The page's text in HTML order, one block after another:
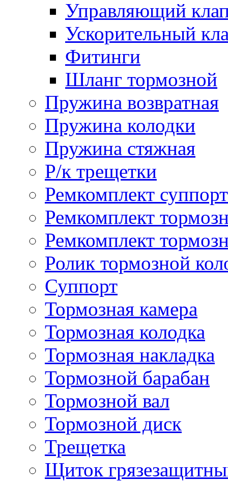
Управляющий
Ускорительный
Фитинги
Шланг тормозной
Пружина возвратная
Пружина колодки
Пружина стяжная
Р/к трещетки
Ремкомплект
Ремкомплект
Ремкомплект
Ролик тормозной
Суппорт
Тормозная камера
Тормозная колодка
Тормозная накладка
Тормозной барабан
Тормозной вал
Тормозной диск
Трещетка
Щиток